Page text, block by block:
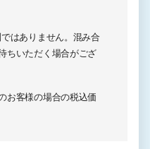
はありません。混み合
ちいただく場合がござ
お客様の場合の税込価